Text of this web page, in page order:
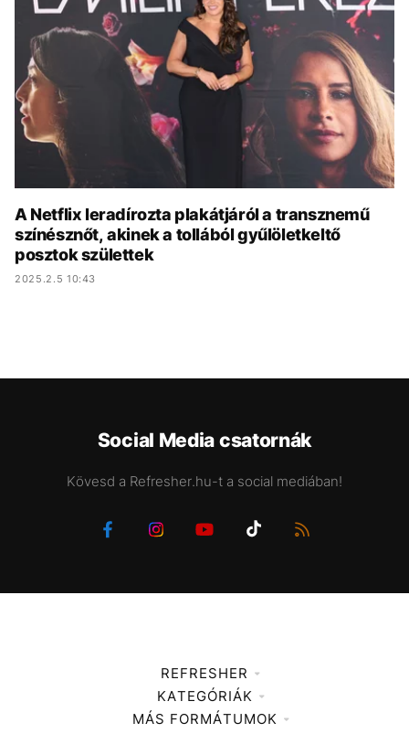
KÖZÉLET UTAZÁS
ÉLETMÓD DESIGN
BESZÉLGETÉSEK ARCOK
VIDEÓ TÖRTÉNETEK
GASZTRO
A Netflix leradírozta plakátjáról a transznemű
színésznőt, akinek a tollából gyűlöletkeltő
posztok születtek
2025.2.5 10:43
Social Media csatornák
Kövesd a Refresher.hu-t a social mediában!
REFRESHER
Médiaajánlat
KATEGÓRIÁK
Zene
MÁS FORMÁTUMOK